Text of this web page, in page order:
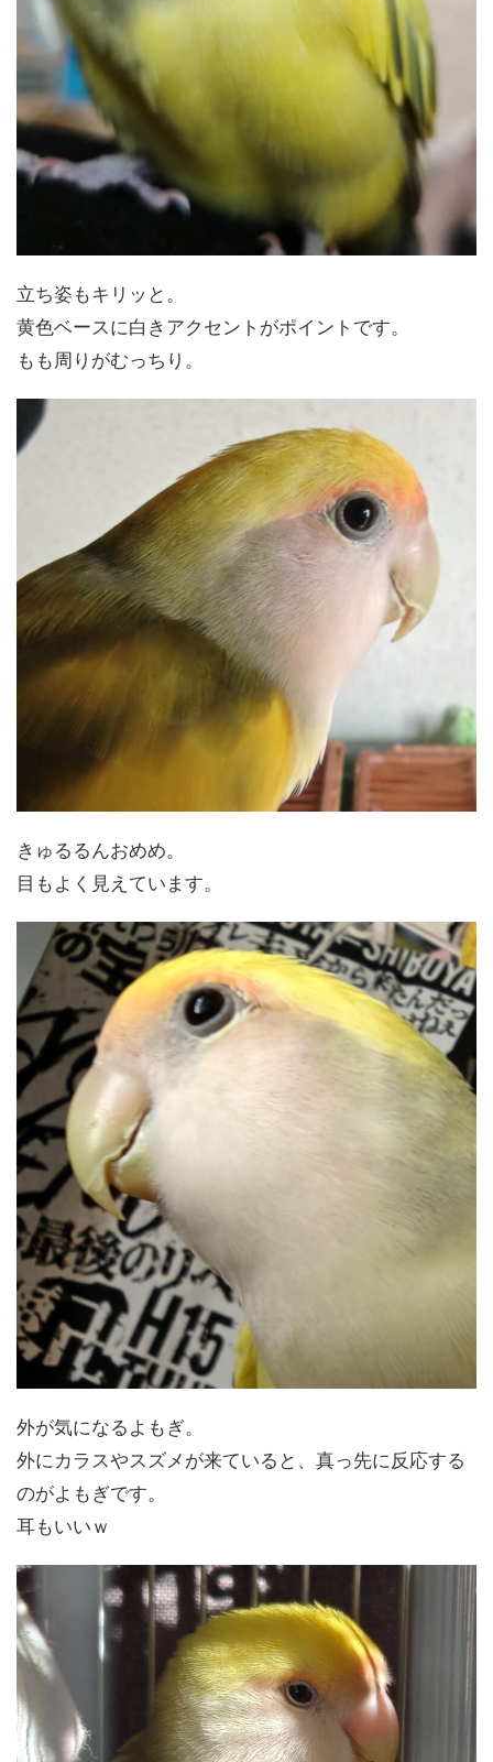
立ち姿もキリッと。
黄色ベースに白きアクセントがポイントです。
もも周りがむっちり。
きゅるるんおめめ。
目もよく見えています。
外が気になるよもぎ。
外にカラスやスズメが来ていると、真っ先に反応する
のがよもぎです。
耳もいいｗ